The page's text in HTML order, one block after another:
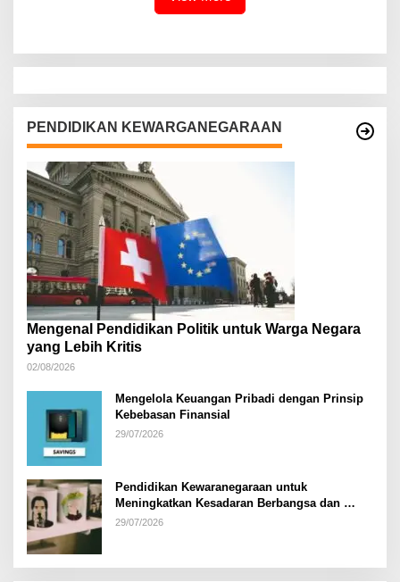
PENDIDIKAN KEWARGANEGARAAN
Mengenal Pendidikan Politik untuk Warga Negara
yang Lebih Kritis
02/08/2026
Mengelola Keuangan Pribadi dengan Prinsip
Kebebasan Finansial
29/07/2026
Pendidikan Kewaranegaraan untuk
Meningkatkan Kesadaran Berbangsa dan
Bernegara di…
29/07/2026